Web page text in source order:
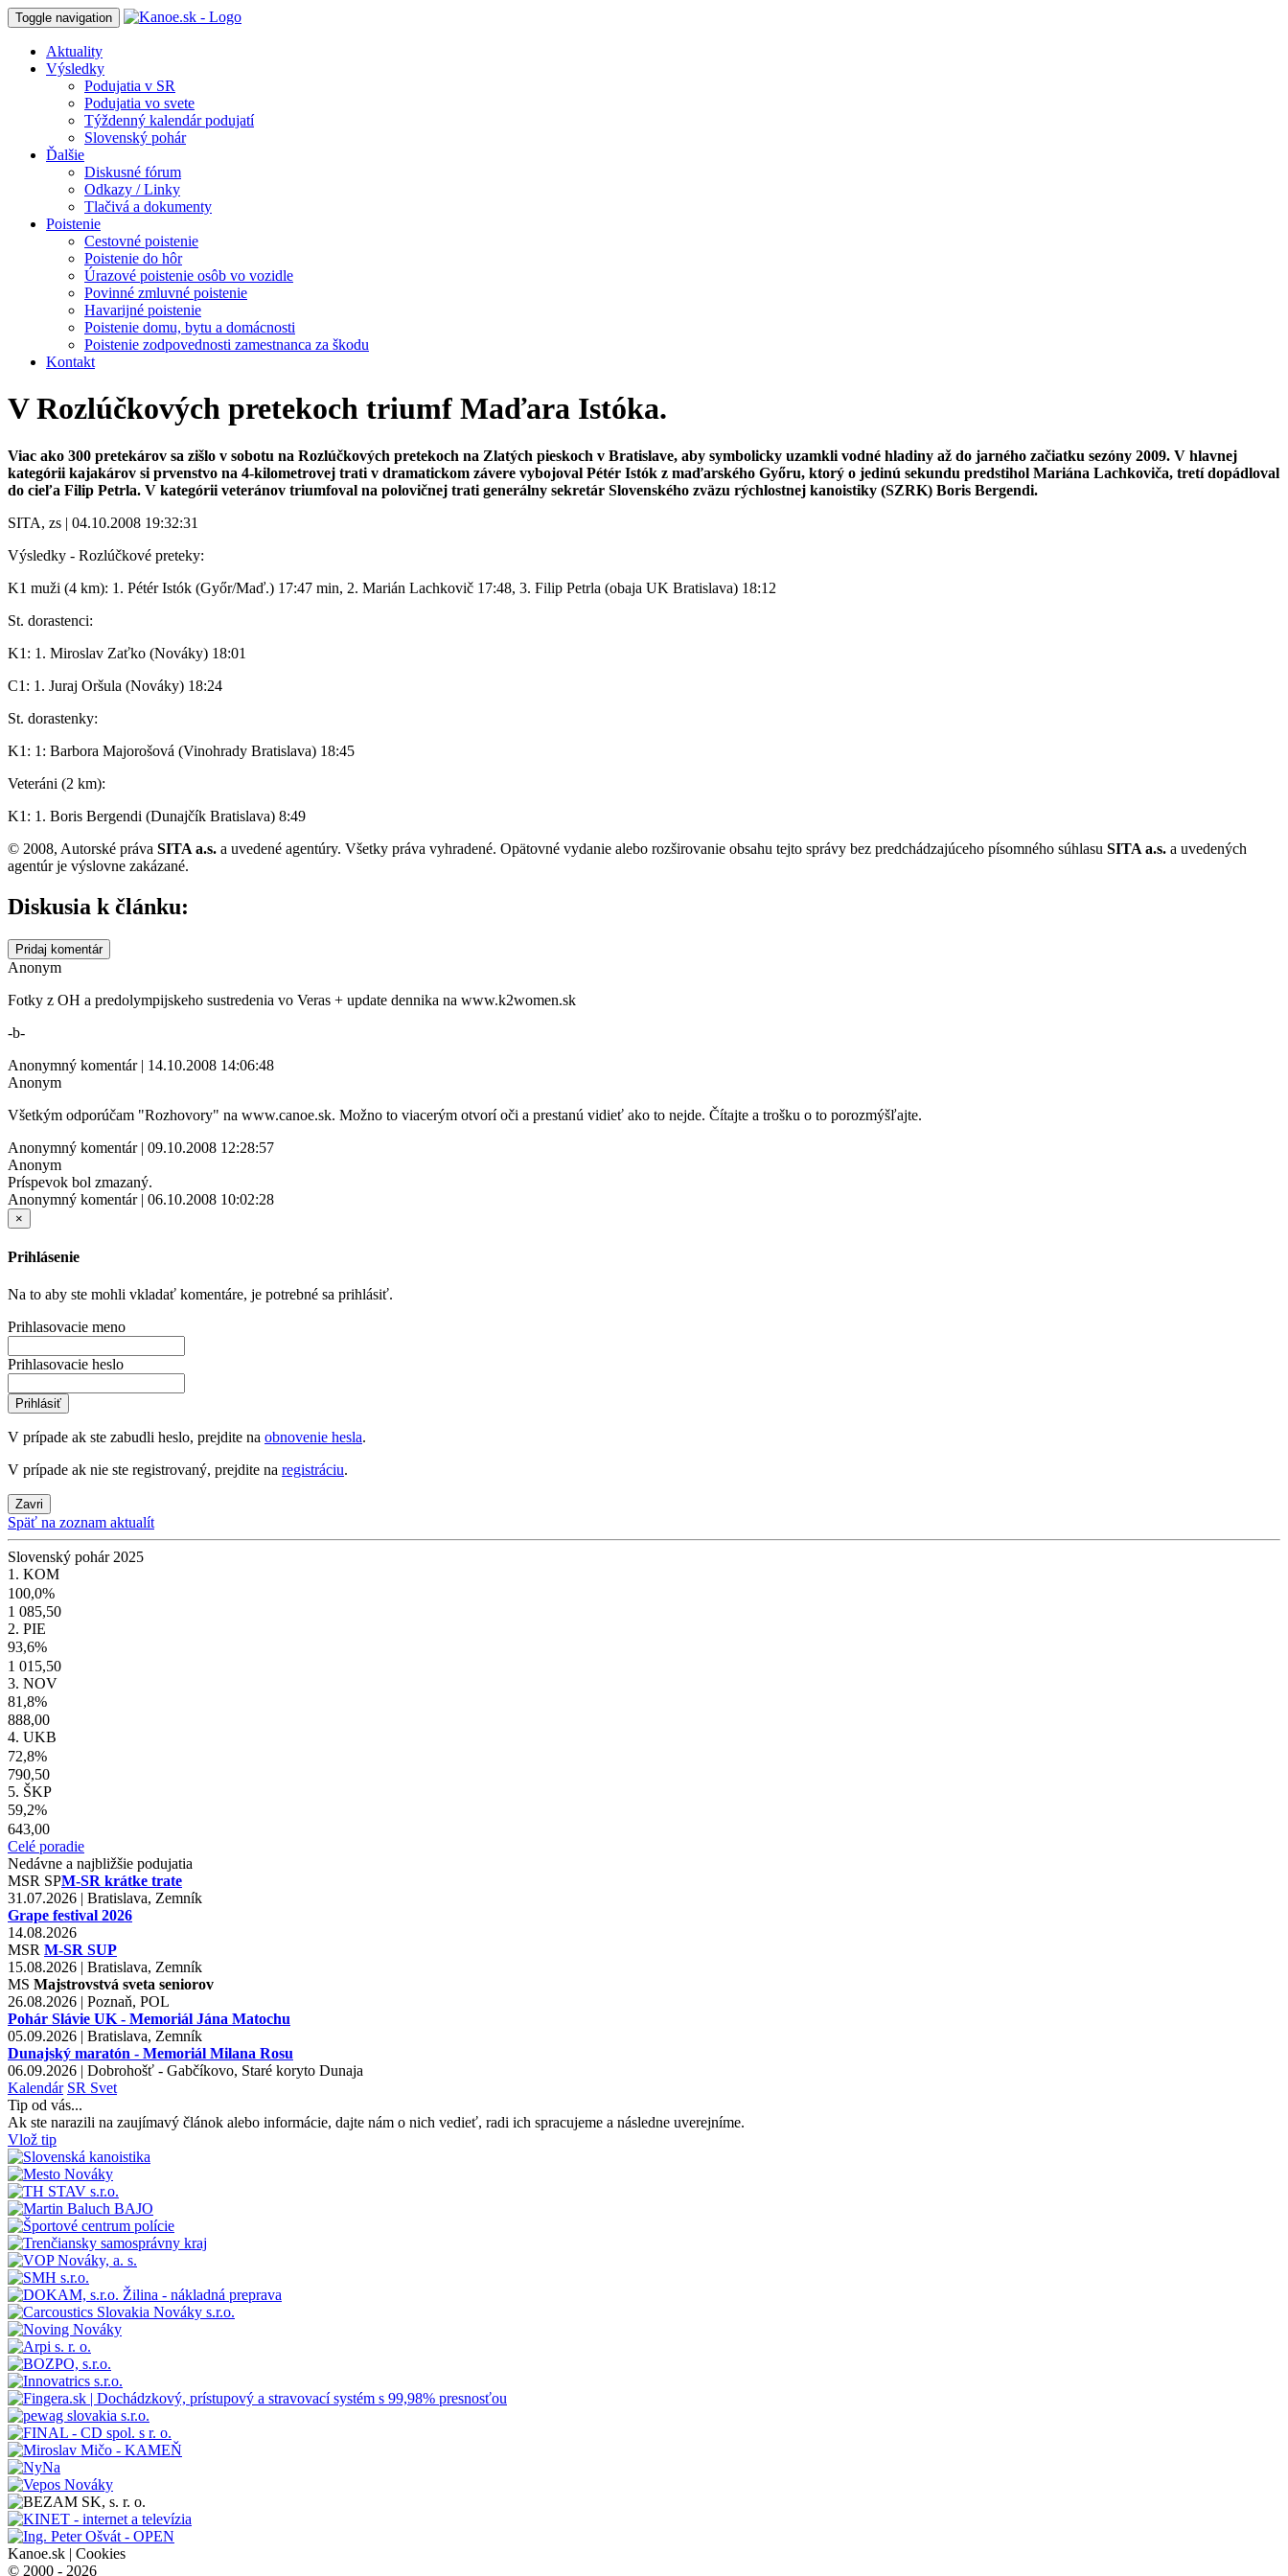
Toggle navigation
Aktuality
Výsledky
Podujatia v SR
Podujatia vo svete
Týždenný kalendár podujatí
Slovenský pohár
Ďalšie
Diskusné fórum
Odkazy / Linky
Tlačivá a dokumenty
Poistenie
Cestovné poistenie
Poistenie do hôr
Úrazové poistenie osôb vo vozidle
Povinné zmluvné poistenie
Havarijné poistenie
Poistenie domu, bytu a domácnosti
Poistenie zodpovednosti zamestnanca za škodu
Kontakt
V Rozlúčkových pretekoch triumf Maďara Istóka.
Viac ako 300 pretekárov sa zišlo v sobotu na Rozlúčkových pretekoch na Zlatých pieskoch v Bratislave, aby symbolicky uzamkli vodné hladiny až do jarného začiatku sezóny 2009. V hlavnej
kategórii kajakárov si prvenstvo na 4-kilometrovej trati v dramatickom závere vybojoval Pétér Istók z maďarského Győru, ktorý o jedinú sekundu predstihol Mariána Lachkoviča, tretí dopádloval
do cieľa Filip Petrla. V kategórii veteránov triumfoval na polovičnej trati generálny sekretár Slovenského zväzu rýchlostnej kanoistiky (SZRK) Boris Bergendi.
SITA, zs | 04.10.2008 19:32:31
Výsledky - Rozlúčkové preteky:
K1 muži (4 km): 1. Pétér Istók (Győr/Maď.) 17:47 min, 2. Marián Lachkovič 17:48, 3. Filip Petrla (obaja UK Bratislava) 18:12
St. dorastenci:
K1: 1. Miroslav Zaťko (Nováky) 18:01
C1: 1. Juraj Oršula (Nováky) 18:24
St. dorastenky:
K1: 1: Barbora Majorošová (Vinohrady Bratislava) 18:45
Veteráni (2 km):
K1: 1. Boris Bergendi (Dunajčík Bratislava) 8:49
© 2008, Autorské práva SITA a.s. a uvedené agentúry. Všetky práva vyhradené. Opätovné vydanie alebo rozširovanie obsahu tejto správy bez predchádzajúceho písomného súhlasu SITA a.s. a uvedených
agentúr je výslovne zakázané.
Diskusia k článku:
Pridaj komentár
Anonym
Fotky z OH a predolympijskeho sustredenia vo Veras + update dennika na www.k2women.sk
-b-
Anonymný komentár | 14.10.2008 14:06:48
Anonym
Všetkým odporúčam "Rozhovory" na www.canoe.sk. Možno to viacerým otvorí oči a prestanú vidieť ako to nejde. Čítajte a trošku o to porozmýšľajte.
Anonymný komentár | 09.10.2008 12:28:57
Anonym
Príspevok bol zmazaný.
Anonymný komentár | 06.10.2008 10:02:28
×
Prihlásenie
Na to aby ste mohli vkladať komentáre, je potrebné sa prihlásiť.
Prihlasovacie meno
Prihlasovacie heslo
Prihlásiť
V prípade ak ste zabudli heslo, prejdite na obnovenie hesla.
V prípade ak nie ste registrovaný, prejdite na registráciu.
Zavri
Späť na zoznam aktualít
Slovenský pohár 2025
1. KOM
100,0%
1 085,50
2. PIE
93,6%
1 015,50
3. NOV
81,8%
888,00
4. UKB
72,8%
790,50
5. ŠKP
59,2%
643,00
Celé poradie
Nedávne a najbližšie podujatia
MSR SPM-SR krátke trate
31.07.2026 | Bratislava, Zemník
Grape festival 2026
14.08.2026
MSR M-SR SUP
15.08.2026 | Bratislava, Zemník
MS Majstrovstvá sveta seniorov
26.08.2026 | Poznaň, POL
Pohár Slávie UK - Memoriál Jána Matochu
05.09.2026 | Bratislava, Zemník
Dunajský maratón - Memoriál Milana Rosu
06.09.2026 | Dobrohošť - Gabčíkovo, Staré koryto Dunaja
Kalendár SR Svet
Tip od vás...
Ak ste narazili na zaujímavý článok alebo informácie, dajte nám o nich vedieť, radi ich spracujeme a následne uverejníme.
Vlož tip
Kanoe.sk | Cookies
© 2000 - 2026